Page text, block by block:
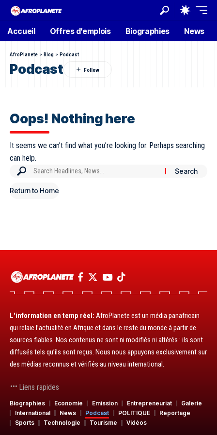
Accueil Offres d’emplois Biographies News
AfroPlanete > Blog > Podcast
Podcast
Oops! Nothing here
It seems we can’t find what you’re looking for. Perhaps searching
can help.
Return to Home
L'information en temp réel: AfroPlanete est un média panafricain
qui relaie l’actualité en Afrique et dans le reste du monde à partir de
sources fiables. Nos contenus ne sont ni modifiés ni altérés : ils sont
diffusés tels qu’ils sont reçus. Nous nous appuyons exclusivement sur
des médias reconnus et vérifiés au niveau international.
Liens rapides
Biographies Economie Emission Entrepreneuriat
Galerie
International
News Podcast POLITIQUE
Reportage
Sports
Technologie Tourisme Vidéos